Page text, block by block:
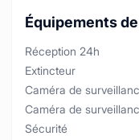
Équipements
Réception 24h
Extincteur
Caméra de
Caméra de
Sécurité